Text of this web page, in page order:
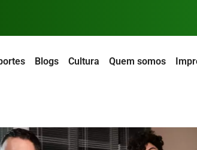
Blogs Cultura Quem somos